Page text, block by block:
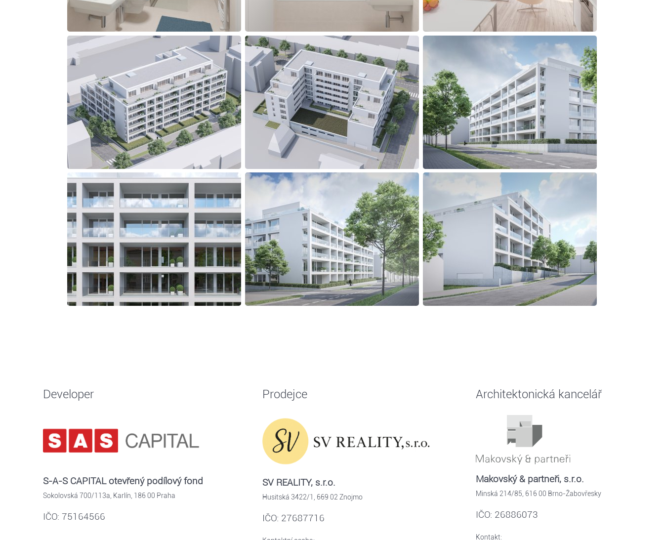
Developer
S-A-S CAPITAL otevřený podílový fond
Sokolovská 700/113a, Karlín, 186 00 Praha
IČO: 75164566
Prodejce
SV REALITY, s.r.o.
Husitská 3422/1, 669 02 Znojmo
IČO: 27687716
Architektonická kancelář
Makovský & partneři, s.r.o.
Minská 214/85, 616 00 Brno-Žabovřesky
IČO: 26886073
Kontakt: